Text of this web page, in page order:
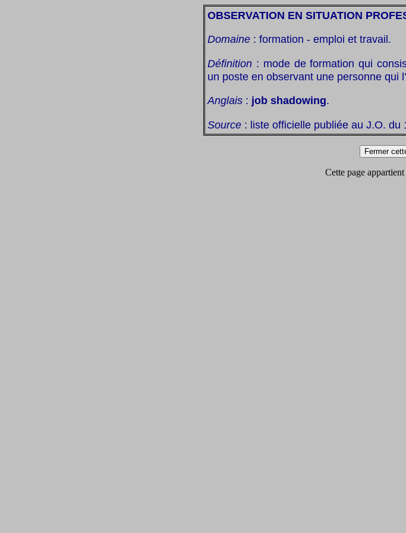
OBSERVATION EN SITUATION
Domaine : formation - emploi et travail.
Définition : mode de formation qui
un poste en observant une personne qui
Anglais : job shadowing.
Source : liste officielle publiée au J.O. du
Cette page